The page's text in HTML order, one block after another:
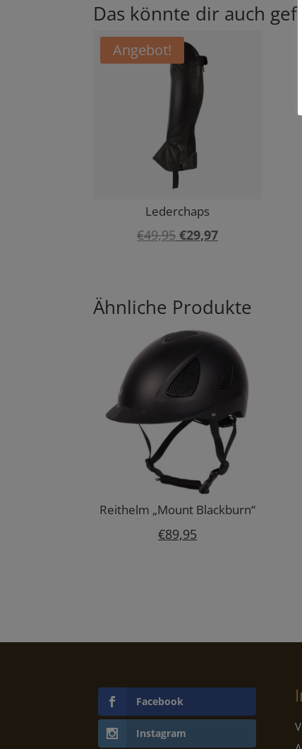
Das könnte dir auch
Angebot!
Lederchaps
€49,95 Ursprünglicher
€49,95
€29,97Aktueller
€29,97.
Ähnliche Produkte
Reithelm „Mount Blackburn“
€89,95
Facebook
Instagram